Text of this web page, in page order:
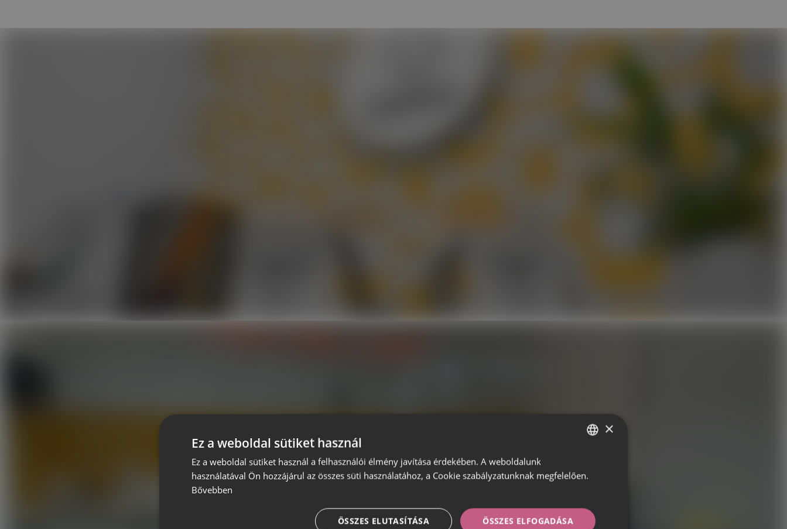
ROMANIAN
×
Ez a weboldal sütiket használ
Ez a weboldal sütiket használ a felhasználói élmény javítása érdekében. A weboldalunk
használatával Ön hozzájárul az összes süti használatához, a Cookie szabályzatunknak megfelelően.
Bővebben
ÖSSZES ELFOGADÁSA
ÖSSZES ELUTASÍTÁSA